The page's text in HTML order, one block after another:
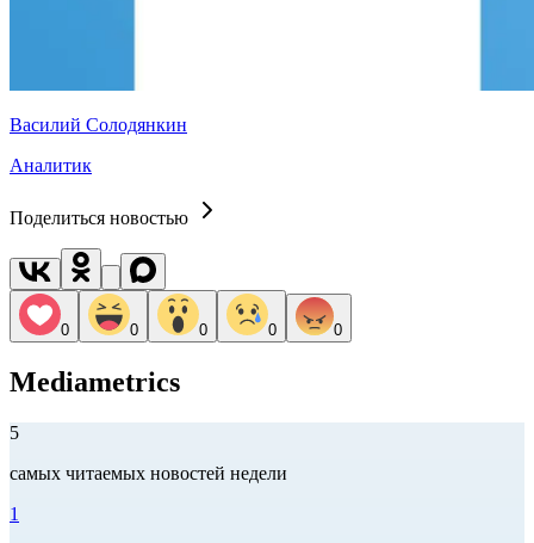
Василий Солодянкин
Аналитик
Поделиться новостью
0 0 0 0 0
Mediametrics
5
самых читаемых новостей недели
1